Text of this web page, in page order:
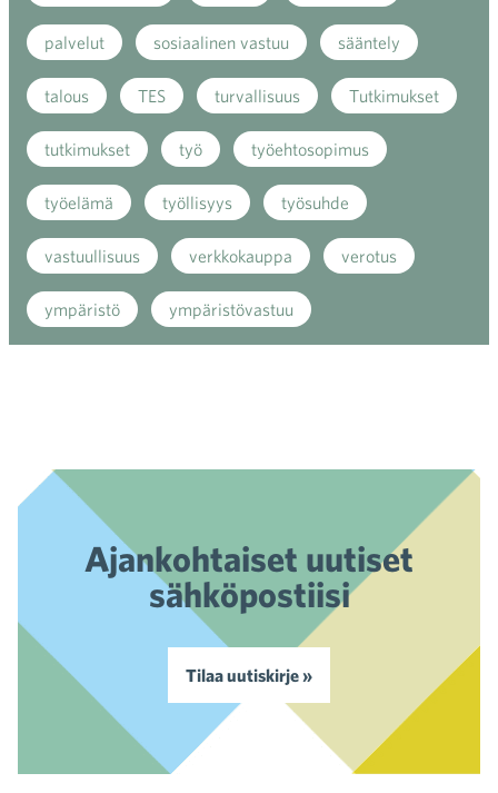
palvelut sosiaalinen vastuu sääntely
talous TES turvallisuus Tutkimukset
tutkimukset työ työehtosopimus
työelämä työllisyys työsuhde
vastuullisuus verkkokauppa verotus
ympäristö ympäristövastuu
Ajankohtaiset uutiset
sähköpostiisi
Tilaa uutiskirje »